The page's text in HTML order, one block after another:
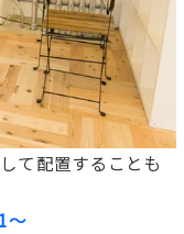
て配置することも
〜